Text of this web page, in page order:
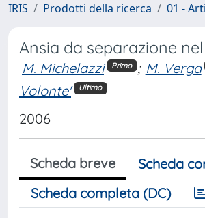
IRIS Prodotti della ricerca 01 -
Ansia da separazione
M. Michelazzi Primo ; M. Verga
Volonte'
Ultimo
2006
Scheda breve
Scheda
Scheda completa (DC)